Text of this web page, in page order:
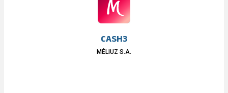
CASH3
MÉLIUZ S.A.